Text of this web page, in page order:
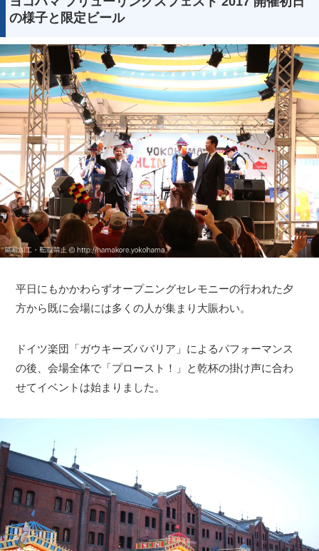
の様子と限定ビール
平日にもかかわらずオープニングセレモニーの行われた夕
方から既に会場には多くの人が集まり大賑わい。
ドイツ楽団「ガウキーズババリア」によるパフォーマンス
の後、会場全体で「プロースト！」と乾杯の掛け声に合わ
せてイベントは始まりました。